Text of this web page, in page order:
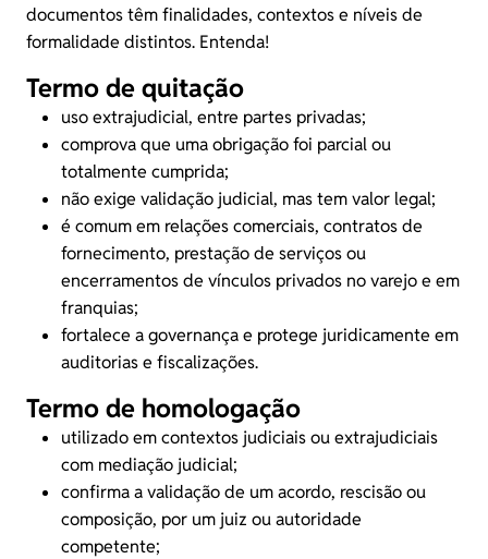
documentos têm finalidades, contextos e níveis de
formalidade distintos. Entenda!
Termo de quitação
uso extrajudicial, entre partes privadas;
comprova que uma obrigação foi parcial ou
totalmente cumprida;
não exige validação judicial, mas tem valor legal;
é comum em relações comerciais, contratos de
fornecimento, prestação de serviços ou
encerramentos de vínculos privados no varejo e em
franquias;
fortalece a governança e protege juridicamente em
auditorias e fiscalizações.
Termo de homologação
utilizado em contextos judiciais ou extrajudiciais
com mediação judicial;
confirma a validação de um acordo, rescisão ou
composição, por um juiz ou autoridade
competente;